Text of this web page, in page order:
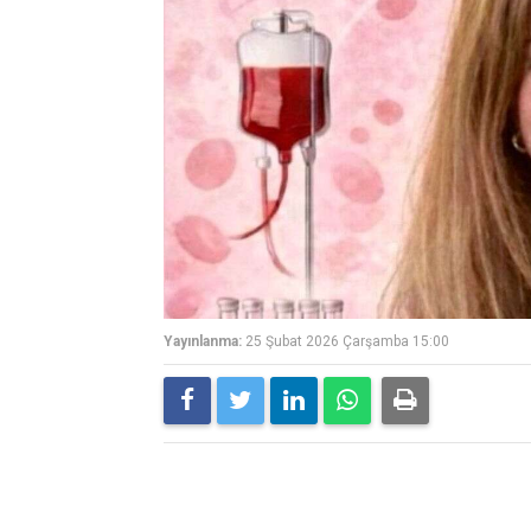
Yayınlanma: 25 Şubat 2026 Çarşamba 15:00